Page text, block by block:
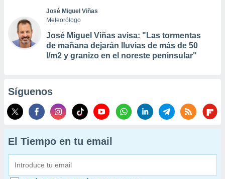
José Miguel Viñas
Meteorólogo
José Miguel Viñas avisa: "Las tormentas
de mañana dejarán lluvias de más de 50
l/m2 y granizo en el noreste peninsular"
Síguenos
El Tiempo en tu email